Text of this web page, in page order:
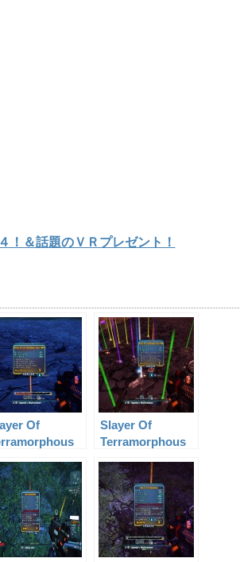
！＆話題のＶＲプレゼント！
Of
Slayer Of
Terramorphous
50